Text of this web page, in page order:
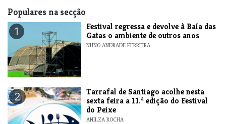
Populares na secção
1
Festival regressa e devolve à Baía das
Gatas o ambiente de outros anos
NUNO ANDRADE FERREIRA
2
Tarrafal de Santiago acolhe nesta
sexta feira a 11.ª edição do Festival
do Peixe
ANILZA ROCHA